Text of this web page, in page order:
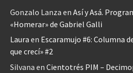
Gonzalo Lanza en Así y Asá.
«Homerar» de Gabriel Galli
Laura en Escaramujo #6: Columna
que crecí» #2
Silvana en Cientotrés PIM –